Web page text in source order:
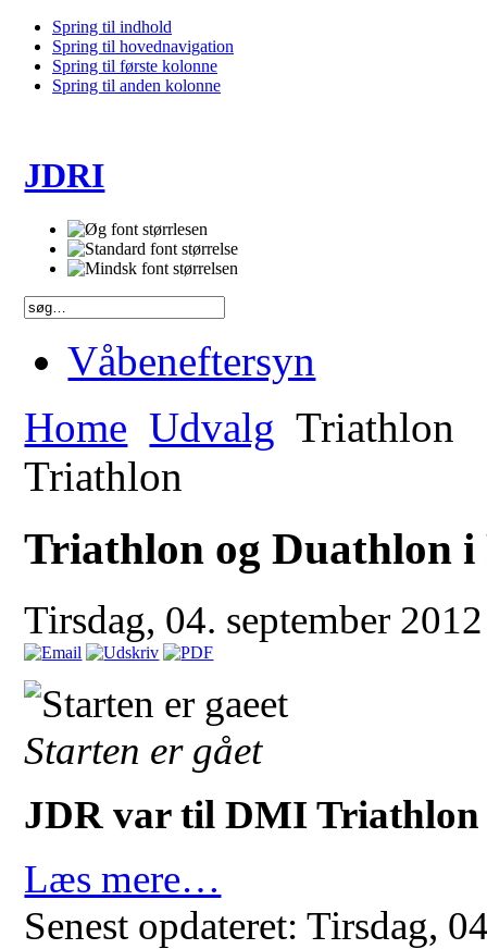
Spring til indhold
Spring til hovednavigation
Spring til første kolonne
Spring til anden kolonne
JDRI
Våbeneftersyn
Home Udvalg Triathlon
Triathlon
Triathlon og Duathlon i
Tirsdag, 04. september
Starten er gået
JDR var til DMI Triathlon
Læs mere…
Senest opdateret: Tirsdag,